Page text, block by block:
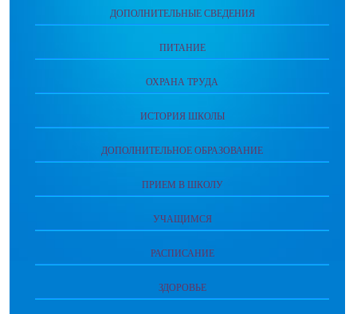
ДОПОЛНИТЕЛЬНЫЕ СВЕДЕНИЯ
ПИТАНИЕ
ОХРАНА ТРУДА
ИСТОРИЯ ШКОЛЫ
ДОПОЛНИТЕЛЬНОЕ ОБРАЗОВАНИЕ
ПРИЕМ В ШКОЛУ
УЧАЩИМСЯ
РАСПИСАНИЕ
ЗДОРОВЬЕ